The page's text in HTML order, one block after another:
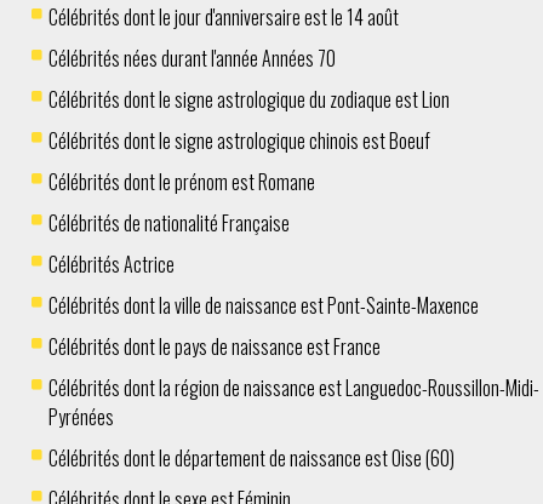
Célébrités dont le jour d'anniversaire est le 14 août
Célébrités nées durant l'année Années 70
Célébrités dont le signe astrologique du zodiaque est Lion
Célébrités dont le signe astrologique chinois est Boeuf
Célébrités dont le prénom est Romane
Célébrités de nationalité Française
Célébrités Actrice
Célébrités dont la ville de naissance est Pont-Sainte-Maxence
Célébrités dont le pays de naissance est France
Célébrités dont la région de naissance est Languedoc-Roussillon-Midi-
Pyrénées
Célébrités dont le département de naissance est Oise (60)